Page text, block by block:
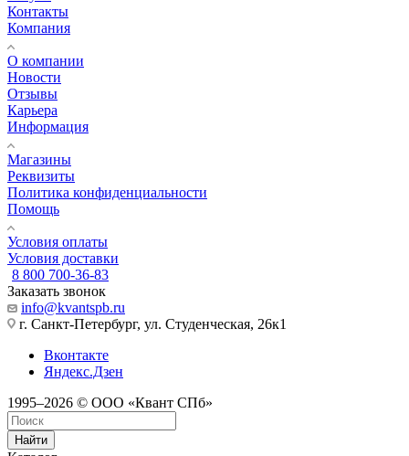
Контакты
Компания
О компании
Новости
Отзывы
Карьера
Информация
Магазины
Реквизиты
Политика конфиденциальности
Помощь
Условия оплаты
Условия доставки
8 800 700-36-83
Заказать звонок
info@kvantspb.ru
г. Санкт-Петербург, ул. Студенческая, 26к1
Вконтакте
Яндекс.Дзен
1995–2026 © ООО «Квант СПб»
Найти